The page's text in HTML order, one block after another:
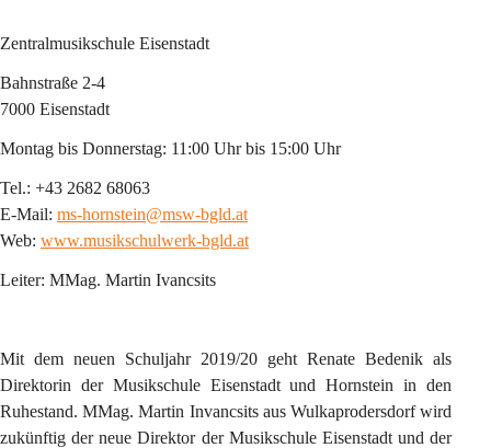
Zentralmusikschule Eisenstadt
Bahnstraße 2-4
7000 Eisenstadt
Montag bis Donnerstag: 11:00 Uhr bis 15:00 Uhr
Tel.: +43 2682 68063
E-Mail: ms-hornstein@msw-bgld.at
Web: www.musikschulwerk-bgld.at
Leiter: MMag. Martin Ivancsits
Mit dem neuen Schuljahr 2019/20 geht Renate Bedenik als
Direktorin der Musikschule Eisenstadt und Hornstein in den
Ruhestand. MMag. Martin Invancsits aus Wulkaprodersdorf wird
zukünftig der neue Direktor der Musikschule Eisenstadt und der